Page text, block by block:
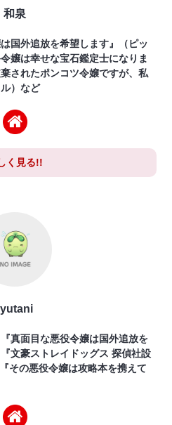
和泉
国外追放を希望します』（ピッ
嬢は幸せな宝石鑑定士になりま
されたポンコツ令嬢ですが、私
）など
く見る!!
真面目な悪役令嬢は国外追放を
文豪ストレイドッグス 探偵社設
その悪役令嬢は攻略本を携えて